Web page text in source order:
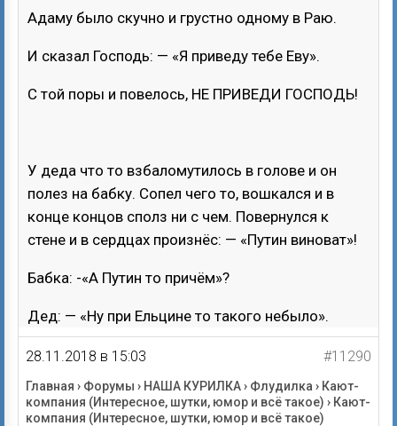
Адаму было скучно и грустно одному в Раю.
И сказал Господь: — «Я приведу тебе Еву».
С той поры и повелось, НЕ ПРИВЕДИ ГОСПОДЬ!
У деда что то взбаломутилось в голове и он
полез на бабку. Сопел чего то, вошкался и в
конце концов сполз ни с чем. Повернулся к
стене и в сердцах произнёс: — «Путин виноват»!
Бабка: -«А Путин то причём»?
Дед: — «Ну при Ельцине то такого небыло».
28.11.2018 в 15:03 #11290
Главная › Форумы › НАША КУРИЛКА› Флудилка › Кают-
компания (Интересное, шутки, юмор и всё такое) › Кают-
компания (Интересное, шутки, юмор и всё такое)